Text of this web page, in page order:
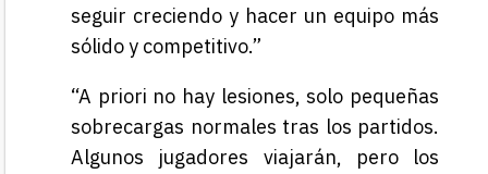
seguir creciendo y hacer un equipo más
sólido y competitivo.”
“A priori no hay lesiones, solo pequeñas
sobrecargas normales tras los partidos.
Algunos jugadores viajarán, pero los